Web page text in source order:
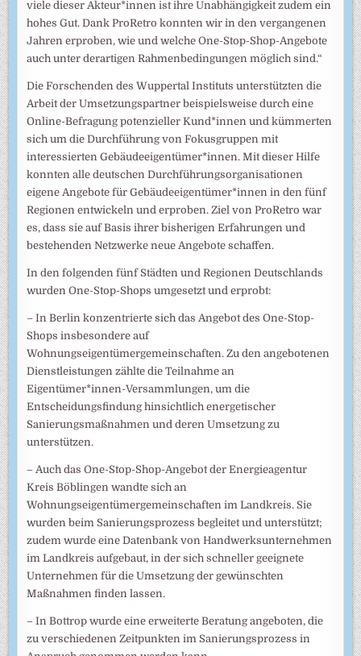
viele dieser Akteur*innen ist ihre Unabhängigkeit zudem ein
hohes Gut. Dank ProRetro konnten wir in den vergangenen
Jahren erproben, wie und welche One-Stop-Shop-Angebote
auch unter derartigen Rahmenbedingungen möglich sind.“
Die Forschenden des Wuppertal Instituts unterstützten die
Arbeit der Umsetzungspartner beispielsweise durch eine
Online-Befragung potenzieller Kund*innen und kümmerten
sich um die Durchführung von Fokusgruppen mit
interessierten Gebäudeeigentümer*innen. Mit dieser Hilfe
konnten alle deutschen Durchführungsorganisationen
eigene Angebote für Gebäudeeigentümer*innen in den fünf
Regionen entwickeln und erproben. Ziel von ProRetro war
es, dass sie auf Basis ihrer bisherigen Erfahrungen und
bestehenden Netzwerke neue Angebote schaffen.
In den folgenden fünf Städten und Regionen Deutschlands
wurden One-Stop-Shops umgesetzt und erprobt:
– In Berlin konzentrierte sich das Angebot des One-Stop-
Shops insbesondere auf
Wohnungseigentümergemeinschaften. Zu den angebotenen
Dienstleistungen zählte die Teilnahme an
Eigentümer*innen-Versammlungen, um die
Entscheidungsfindung hinsichtlich energetischer
Sanierungsmaßnahmen und deren Umsetzung zu
unterstützen.
– Auch das One-Stop-Shop-Angebot der Energieagentur
Kreis Böblingen wandte sich an
Wohnungseigentümergemeinschaften im Landkreis. Sie
wurden beim Sanierungsprozess begleitet und unterstützt;
zudem wurde eine Datenbank von Handwerksunternehmen
im Landkreis aufgebaut, in der sich schneller geeignete
Unternehmen für die Umsetzung der gewünschten
Maßnahmen finden lassen.
– In Bottrop wurde eine erweiterte Beratung angeboten, die
zu verschiedenen Zeitpunkten im Sanierungsprozess in